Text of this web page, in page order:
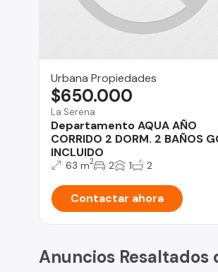
Urbana Propiedades
La Serena
Departamento AQUA AÑO
CORRIDO 2 DORM. 2 BAÑOS
INCLUIDO
$650.000
63 m2 2 1 2
Contactar ahora
Anuncios Resaltados